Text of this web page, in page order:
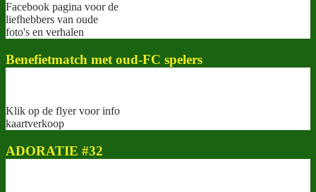
Facebook pagina voor de
liefhebbers van oude
foto's en verhalen
Benefietmatch met oud-FC spelers
Klik op de flyer voor info
kaartverkoop
ADORATIE #32